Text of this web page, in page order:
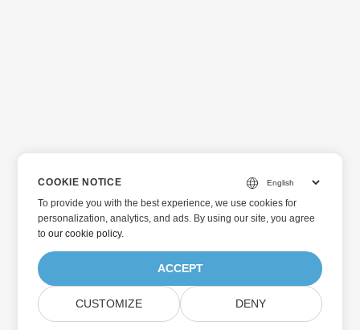
COOKIE NOTICE
To provide you with the best experience, we use cookies for
personalization, analytics, and ads. By using our site, you agree
toour cookie policy.
ACCEPT
CUSTOMIZE DENY